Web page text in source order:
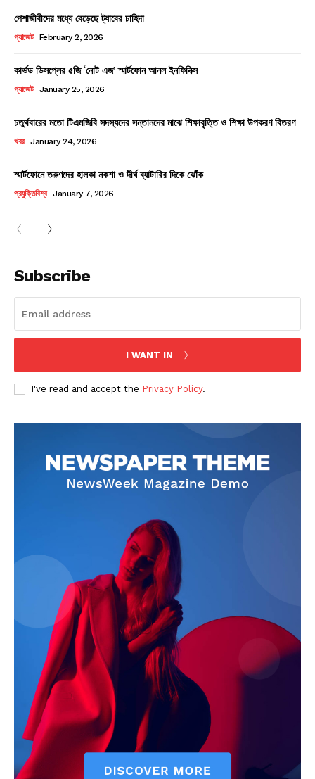
Company
About
Subscription Plans
My account
পেশাজীবীদের মধ্যে বেড়েছে ট্যাবের চাহিদা
গ্যাজেট February 2, 2026
কার্ভড ডিসপ্লের ৫জি ‘নোট এজ’ স্মার্টফোন আনল ইনফিনিক্স
গ্যাজেট January 25, 2026
চতুর্থবারের মতো টিএমজিবি সদস্যদের সন্তানদের মাঝে শিক্ষাবৃত্তি ও শিক্ষা উপকরণ বিতরণ
খবর January 24, 2026
স্মার্টফোনে তরুণদের হালকা নকশা ও দীর্ঘ ব্যাটারির দিকে ঝোঁক
প্রযুক্তিবিশ্ব January 7, 2026
Subscribe
I WANT IN
I've read and accept the Privacy Policy.